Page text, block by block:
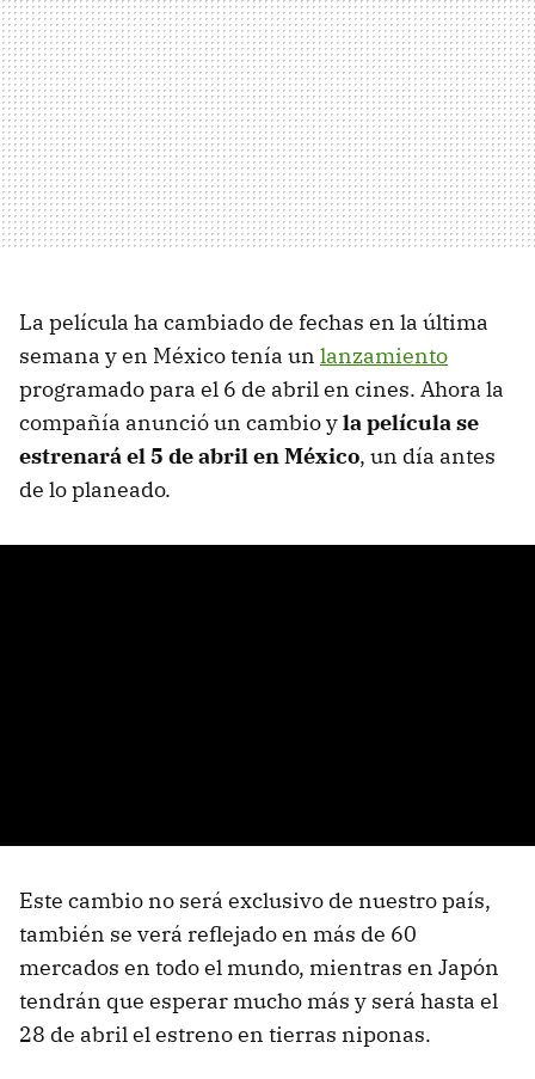
La película ha cambiado de fechas en la última
semana y en México tenía un lanzamiento
programado para el 6 de abril en cines. Ahora la
compañía anunció un cambio yla película se
estrenará el 5 de abril en México, un día antes
de lo planeado.
Este cambio no será exclusivo de nuestro país,
también se verá reflejado en más de 60
mercados en todo el mundo, mientras en Japón
tendrán que esperar mucho más y será hasta el
28 de abril el estreno en tierras niponas.